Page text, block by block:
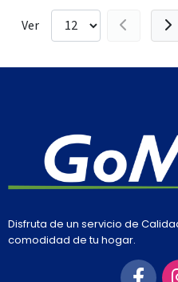
Ver
Disfruta de un servicio de
comodidad de tu hogar.